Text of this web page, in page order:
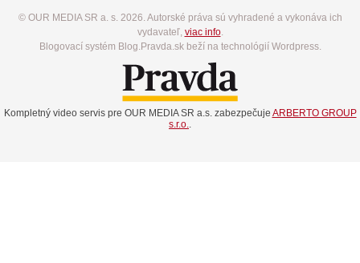
© OUR MEDIA SR a. s. 2026. Autorské práva sú vyhradené a vykonáva ich
vydavateľ, viac info.
Blogovací systém Blog.Pravda.sk beží na technológií Wordpress.
Kompletný video servis pre OUR MEDIA SR a.s. zabezpečuje ARBERTO GROUP
s.r.o..